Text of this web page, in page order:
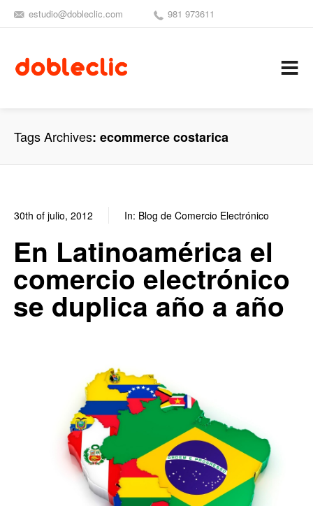
estudio@dobleclic.com 981 973611
Tags Archives ecommerce costarica
30th of julio, 2012 In: Blog de Comercio Electrónico
En Latinoamérica el
comercio electrónico
se duplica año a año